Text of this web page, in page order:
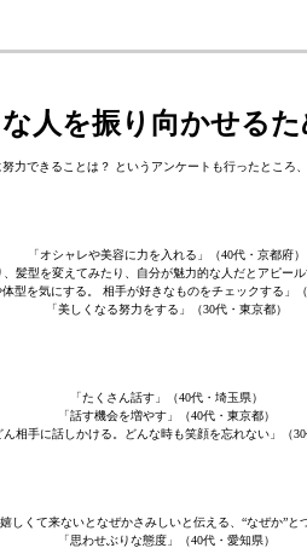
な人を振り向かせる
力できることは？ というアンケートも行ったところ
「オシャレや美容に力を入れる」（40代・京都府）
、髪型を変えてみたり、自分が魅力的な人だとアピール
体型を気にする。 相手が好きなものをチェックする」（
「美しくなる努力をする」（30代・東京都）
「たくさん話す」（40代・埼玉県）
「話す機会を増やす」（40代・東京都）
ん相手に話しかける。どんな時も笑顔を忘れない」（30
しくて来ないとなぜかさみしいと伝える、“なぜか”と
「思わせぶりな態度」（40代・愛知県）